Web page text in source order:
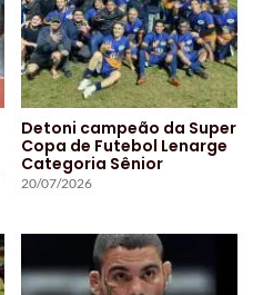
Detoni campeão da Super
Copa de Futebol Lenarge
Categoria Sênior
20/07/2026